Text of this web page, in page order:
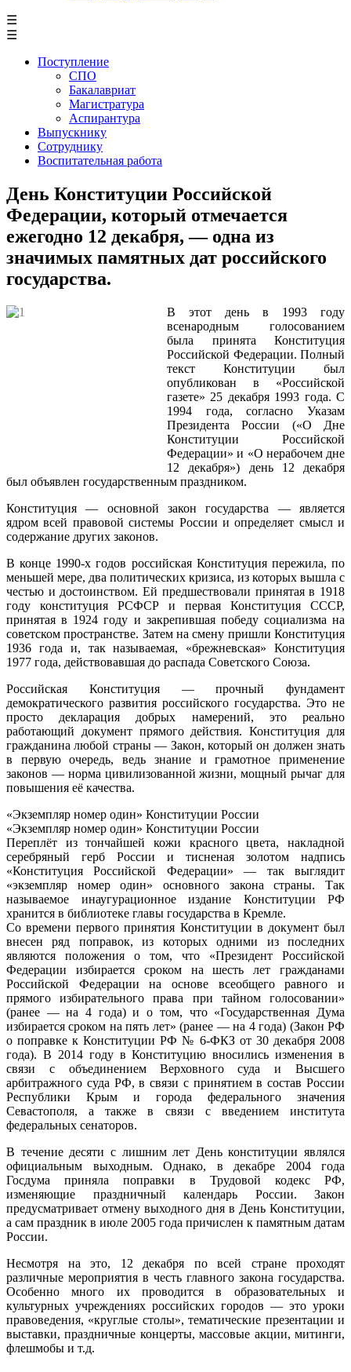
☰
☰
Поступление
СПО
Бакалавриат
Магистратура
Аспирантура
Выпускнику
Сотруднику
Воспитательная работа
День Конституции Российской
Федерации, который отмечается
ежегодно 12 декабря, — одна из
значимых памятных дат российского
государства.
В этот день в 1993 году
всенародным голосованием
была принята Конституция
Российской Федерации. Полный
текст Конституции был
опубликован в «Российской
газете» 25 декабря 1993 года. С
1994 года, согласно Указам
Президента России («О Дне
Конституции Российской
Федерации» и «О нерабочем дне
12 декабря») день 12 декабря
был объявлен государственным праздником.
Конституция — основной закон государства — является
ядром всей правовой системы России и определяет смысл и
содержание других законов.
В конце 1990-х годов российская Конституция пережила, по
меньшей мере, два политических кризиса, из которых вышла с
честью и достоинством. Ей предшествовали принятая в 1918
году конституция РСФСР и первая Конституция СССР,
принятая в 1924 году и закрепившая победу социализма на
советском пространстве. Затем на смену пришли Конституция
1936 года и, так называемая, «брежневская» Конституция
1977 года, действовавшая до распада Советского Союза.
Российская Конституция — прочный фундамент
демократического развития российского государства. Это не
просто декларация добрых намерений, это реально
работающий документ прямого действия. Конституция для
гражданина любой страны — Закон, который он должен знать
в первую очередь, ведь знание и грамотное применение
законов — норма цивилизованной жизни, мощный рычаг для
повышения её качества.
«Экземпляр номер один» Конституции России
«Экземпляр номер один» Конституции России
Переплёт из тончайшей кожи красного цвета, накладной
серебряный герб России и тисненая золотом надпись
«Конституция Российской Федерации» — так выглядит
«экземпляр номер один» основного закона страны. Так
называемое инаугурационное издание Конституции РФ
хранится в библиотеке главы государства в Кремле.
Со времени первого принятия Конституции в документ был
внесен ряд поправок, из которых одними из последних
являются положения о том, что «Президент Российской
Федерации избирается сроком на шесть лет гражданами
Российской Федерации на основе всеобщего равного и
прямого избирательного права при тайном голосовании»
(ранее — на 4 года) и о том, что «Государственная Дума
избирается сроком на пять лет» (ранее — на 4 года) (Закон РФ
о поправке к Конституции РФ № 6-ФКЗ от 30 декабря 2008
года). В 2014 году в Конституцию вносились изменения в
связи с объединением Верховного суда и Высшего
арбитражного суда РФ, в связи с принятием в состав России
Республики Крым и города федерального значения
Севастополя, а также в связи с введением института
федеральных сенаторов.
В течение десяти с лишним лет День конституции являлся
официальным выходным. Однако, в декабре 2004 года
Госдума приняла поправки в Трудовой кодекс РФ,
изменяющие праздничный календарь России. Закон
предусматривает отмену выходного дня в День Конституции,
а сам праздник в июле 2005 года причислен к памятным датам
России.
Несмотря на это, 12 декабря по всей стране проходят
различные мероприятия в честь главного закона государства.
Особенно много их проводится в образовательных и
культурных учреждениях российских городов — это уроки
правоведения, «круглые столы», тематические презентации и
выставки, праздничные концерты, массовые акции, митинги,
флешмобы и т.д.